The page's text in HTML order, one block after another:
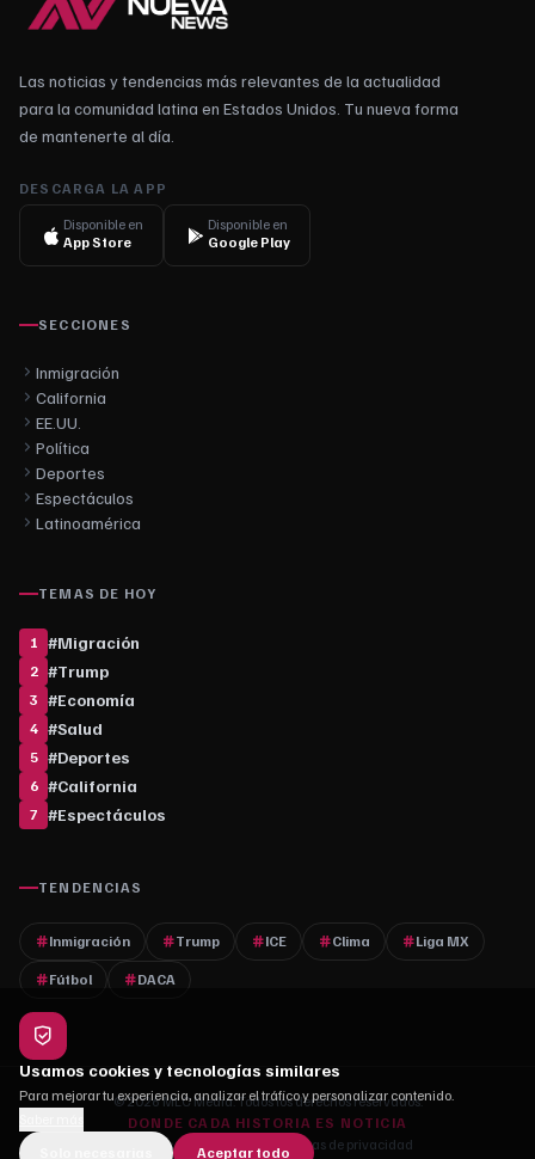
Las noticias y tendencias más relevantes de la actualidad
para la comunidad latina en Estados Unidos. Tu nueva forma
de mantenerte al día.
DESCARGA LA APP
Disponible en
App Store
Disponible en
Google Play
SECCIONES
Inmigración
California
EE.UU.
Política
Deportes
Espectáculos
Latinoamérica
TEMAS DE HOY
1 #Migración
2 #Trump
3 #Economía
4 #Salud
5 #Deportes
6 #California
7 #Espectáculos
TENDENCIAS
Inmigración Trump ICE Clima Liga MX
Fútbol DACA
© 2026 MLC Media. Todos los derechos reservados.
DONDE CADA HISTORIA ES NOTICIA
Quiénes somos
Contacto Políticas de privacidad
Usamos cookies y tecnologías similares
Para mejorar tu experiencia, analizar el tráfico y personalizar contenido.
Aceptar todo